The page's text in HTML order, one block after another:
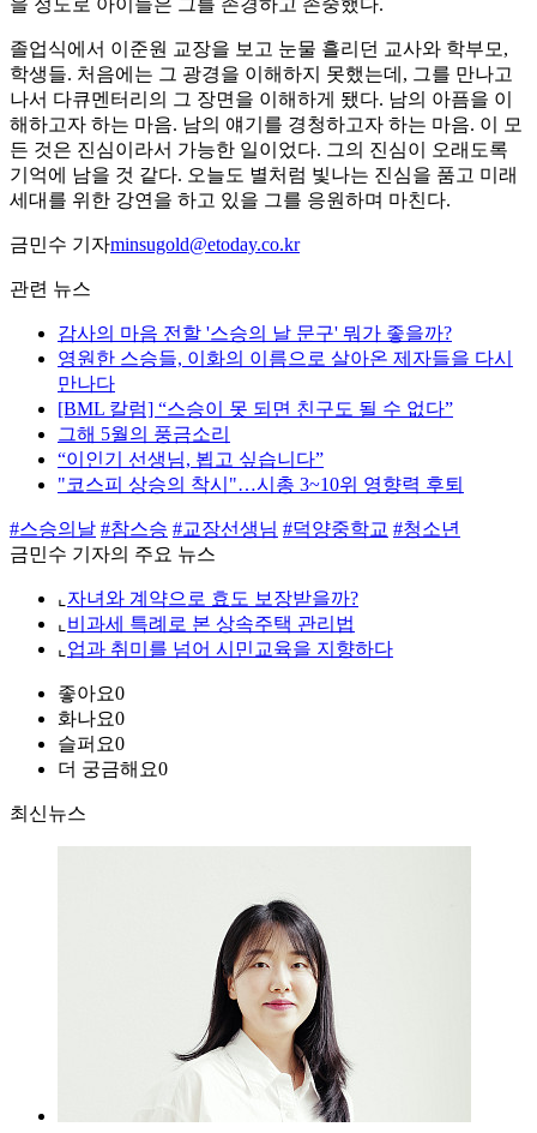
을 정도로 아이들은 그를 존경하고 존중했다.
졸업식에서 이준원 교장을 보고 눈물 흘리던 교사와 학부모,
학생들. 처음에는 그 광경을 이해하지 못했는데, 그를 만나고
나서 다큐멘터리의 그 장면을 이해하게 됐다. 남의 아픔을 이
해하고자 하는 마음. 남의 얘기를 경청하고자 하는 마음. 이 모
든 것은 진심이라서 가능한 일이었다. 그의 진심이 오래도록
기억에 남을 것 같다. 오늘도 별처럼 빛나는 진심을 품고 미래
세대를 위한 강연을 하고 있을 그를 응원하며 마친다.
금민수 기자minsugold@etoday.co.kr
관련 뉴스
감사의 마음 전할 '스승의 날 문구' 뭐가 좋을까?
영원한 스승들, 이화의 이름으로 살아온 제자들을 다시
만나다
[BML 칼럼] “스승이 못 되면 친구도 될 수 없다”
그해 5월의 풍금소리
“이인기 선생님, 뵙고 싶습니다”
"코스피 상승의 착시"…시총 3~10위 영향력 후퇴
#스승의날 #참스승 #교장선생님 #덕양중학교 #청소년
금민수 기자의 주요 뉴스
⌞ 자녀와 계약으로 효도 보장받을까?
⌞ 비과세 특례로 본 상속주택 관리법
⌞ 업과 취미를 넘어 시민교육을 지향하다
좋아요0
화나요0
슬퍼요0
더 궁금해요0
최신뉴스